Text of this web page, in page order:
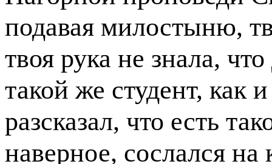
подавая милостыню,
твоя рука не знала,
такой же студент, как
разсказал, что есть
наверное, сослался